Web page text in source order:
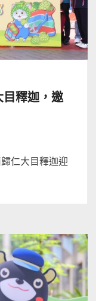
釋迦，邀
仁大目釋迦迎